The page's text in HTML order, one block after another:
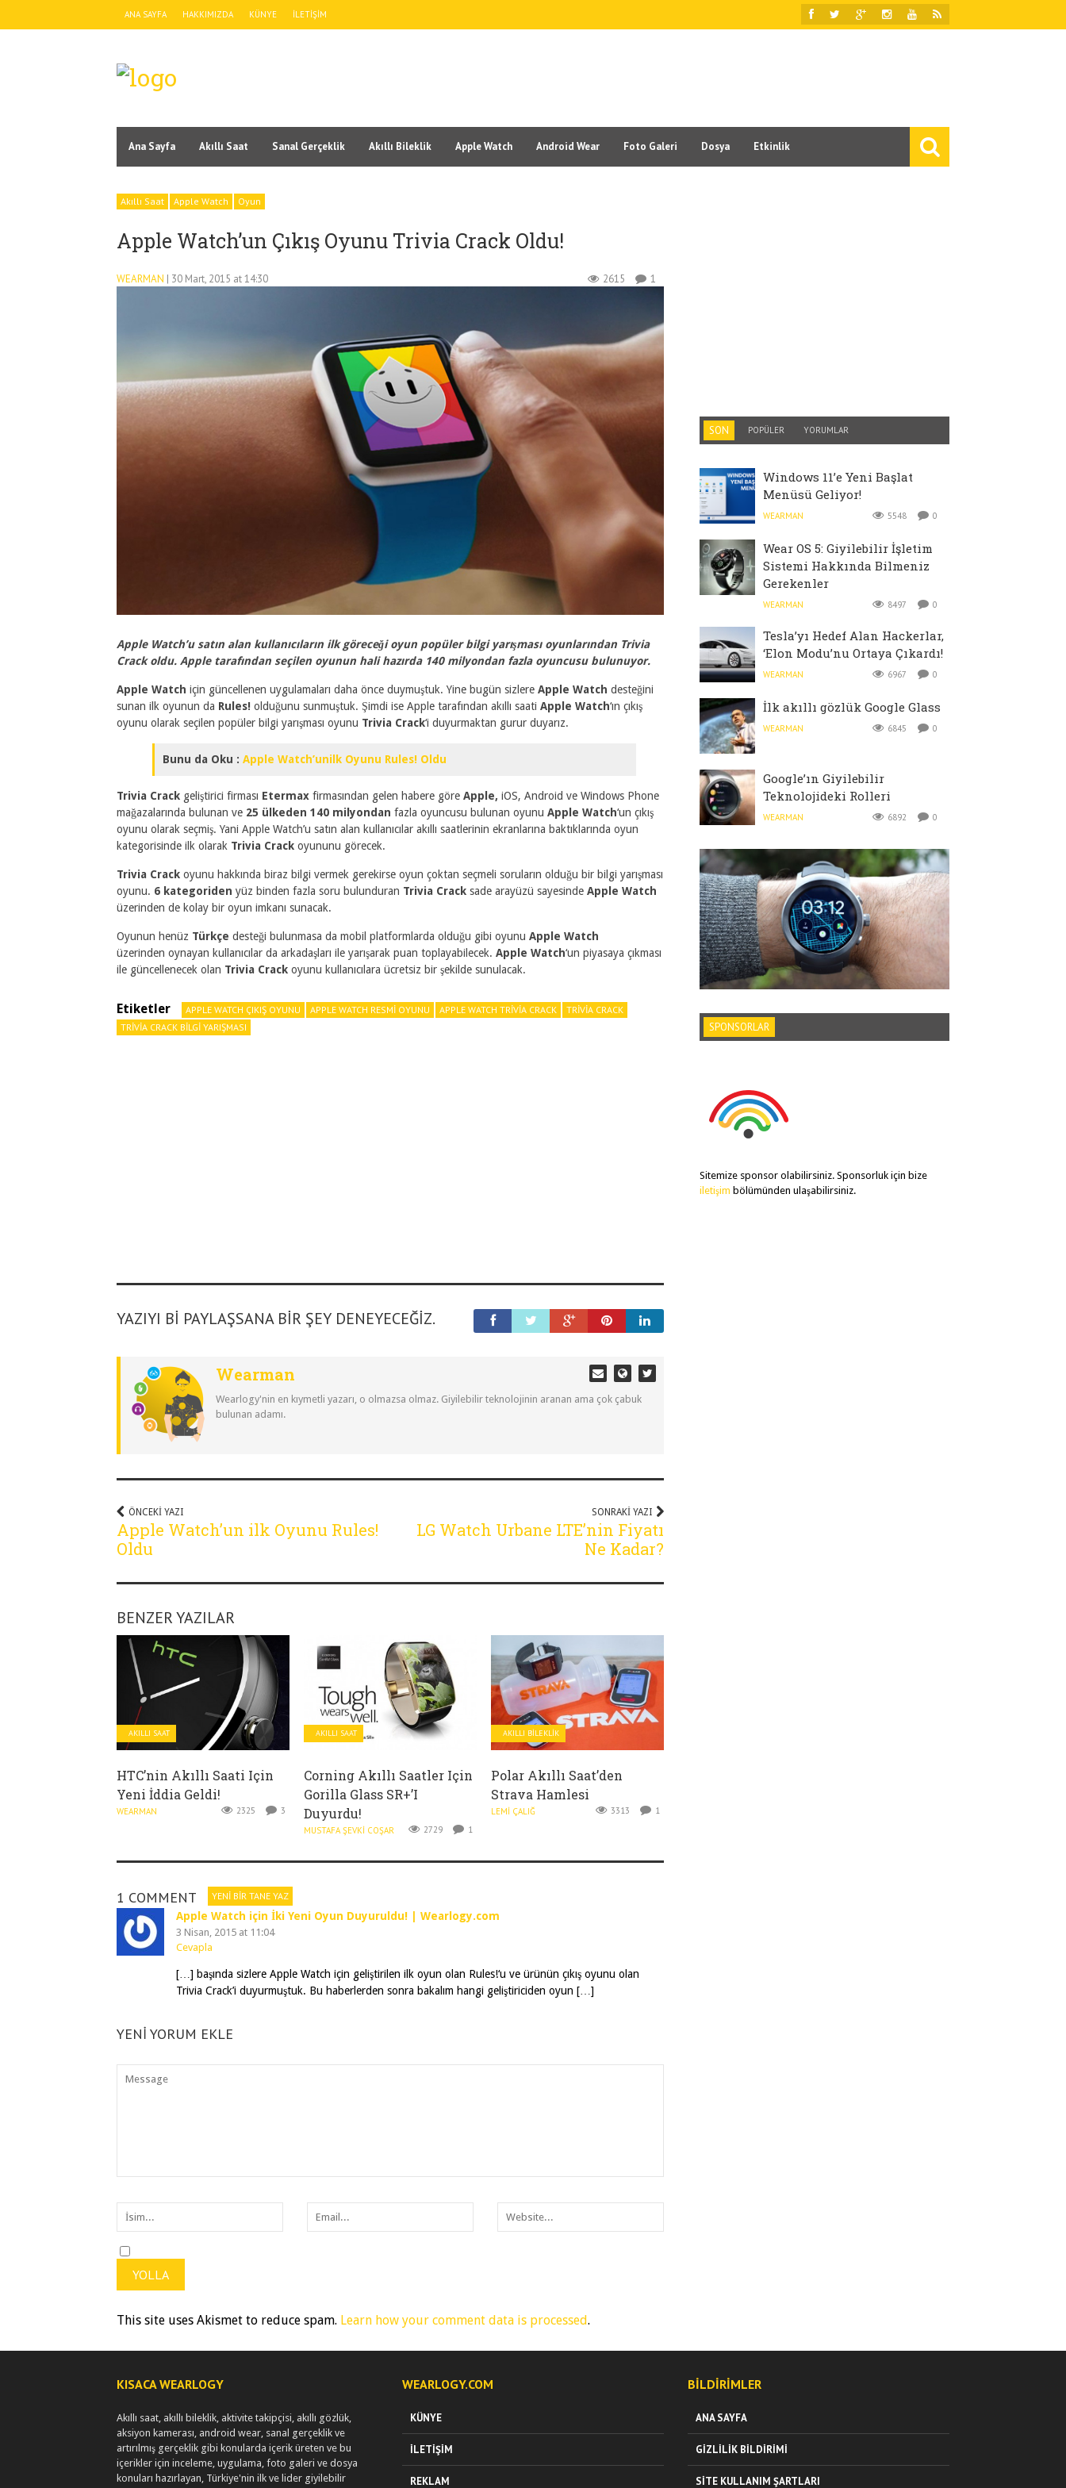
ANA SAYFA HAKKIMIZDA KÜNYE İLETIŞIM
Ana Sayfa Akıllı Saat Sanal Gerçeklik Akıllı Bileklik Apple Watch Android Wear Foto Galeri Dosya Etkinlik
Akıllı Saat Apple Watch Oyun
Apple Watch’un Çıkış Oyunu Trivia Crack Oldu!
WEARMAN | 30 Mart, 2015 at 14:30 2615 1
Apple Watch’u satın alan kullanıcıların ilk göreceği oyun popüler bilgi yarışması oyunlarından Trivia
Crack oldu. Apple tarafından seçilen oyunun hali hazırda 140 milyondan fazla oyuncusu bulunuyor.
Apple Watch için güncellenen uygulamaları daha önce duymuştuk. Yine bugün sizlere Apple Watch desteğini
sunan ilk oyunun da Rules! olduğunu sunmuştuk. Şimdi ise Apple tarafından akıllı saati Apple Watch‘ın çıkış
oyunu olarak seçilen popüler bilgi yarışması oyunu Trivia Crack‘i duyurmaktan gurur duyarız.
Bunu da Oku : Apple Watch’unilk Oyunu Rules! Oldu
Trivia Crack geliştirici firması Etermax firmasından gelen habere göre Apple, iOS, Android ve Windows Phone
mağazalarında bulunan ve 25 ülkeden 140 milyondan fazla oyuncusu bulunan oyunu Apple Watch‘un çıkış
oyunu olarak seçmiş. Yani Apple Watch’u satın alan kullanıcılar akıllı saatlerinin ekranlarına baktıklarında oyun
kategorisinde ilk olarak Trivia Crack oyununu görecek.
Trivia Crack oyunu hakkında biraz bilgi vermek gerekirse oyun çoktan seçmeli soruların olduğu bir bilgi yarışması
oyunu. 6 kategoriden yüz binden fazla soru bulunduran Trivia Crack sade arayüzü sayesinde Apple Watch
üzerinden de kolay bir oyun imkanı sunacak.
Oyunun henüz Türkçe desteği bulunmasa da mobil platformlarda olduğu gibi oyunu Apple Watch
üzerinden oynayan kullanıcılar da arkadaşları ile yarışarak puan toplayabilecek. Apple Watch‘un piyasaya çıkması
ile güncellenecek olan Trivia Crack oyunu kullanıcılara ücretsiz bir şekilde sunulacak.
Etiketler APPLE WATCH ÇIKIŞ OYUNU APPLE WATCH RESMI OYUNU APPLE WATCH TRIVIA CRACK
TRIVIA CRACK
TRIVIA CRACK BILGI YARIŞMASI
YAZIYI BI PAYLAŞSANA BIR ŞEY DENEYECEĞIZ.
Wearman
Wearlogy'nin en kıymetli yazarı, o olmazsa olmaz. Giyilebilir teknolojinin aranan ama çok çabuk
bulunan adamı.
ÖNCEKI YAZI
Apple Watch’un ilk Oyunu Rules!
Oldu
SONRAKI YAZI
LG Watch Urbane LTE’nin Fiyatı
Ne Kadar?
BENZER YAZILAR
AKILLI SAAT
HTC’nin Akıllı Saati Için
Yeni İddia Geldi!
WEARMAN 2325 3
AKILLI SAAT
Corning Akıllı Saatler Için
Gorilla Glass SR+’ı
Duyurdu!
MUSTAFA ŞEVKI COŞAR 2729 1
AKILLI BILEKLIK
Polar Akıllı Saat’den
Strava Hamlesi
LEMI ÇALIĞ 3313 1
1 COMMENT YENI BIR TANE YAZ
Apple Watch için İki Yeni Oyun Duyuruldu! | Wearlogy.com
3 Nisan, 2015 at 11:04
Cevapla
[…] başında sizlere Apple Watch için geliştirilen ilk oyun olan Rules!‘u ve ürünün çıkış oyunu olan
Trivia Crack’i duyurmuştuk. Bu haberlerden sonra bakalım hangi geliştiriciden oyun […]
YENI YORUM EKLE
This site uses Akismet to reduce spam. Learn how your comment data is processed.
SON POPÜLER YORUMLAR
Windows 11’e Yeni Başlat
Menüsü Geliyor!
WEARMAN 5548 0
Wear OS 5: Giyilebilir İşletim
Sistemi Hakkında Bilmeniz
Gerekenler
WEARMAN 8497 0
Tesla’yı Hedef Alan Hackerlar,
‘Elon Modu’nu Ortaya Çıkardı!
WEARMAN 6967 0
İlk akıllı gözlük Google Glass
WEARMAN 6845 0
Google’ın Giyilebilir
Teknolojideki Rolleri
WEARMAN 6892 0
SPONSORLAR
Sitemize sponsor olabilirsiniz. Sponsorluk için bize
iletişim bölümünden ulaşabilirsiniz.
KISACA WEARLOGY
Akıllı saat, akıllı bileklik, aktivite takipçisi, akıllı gözlük,
aksiyon kamerası, android wear, sanal gerçeklik ve
artırılmış gerçeklik gibi konularda içerik üreten ve bu
içerikler için inceleme, uygulama, foto galeri ve dosya
konuları hazırlayan, Türkiye'nin ilk ve lider giyilebilir
WEARLOGY.COM
KÜNYE
İLETIŞIM
REKLAM
BILDIRIMLER
ANA SAYFA
GIZLILIK BILDIRIMI
SITE KULLANIM ŞARTLARI